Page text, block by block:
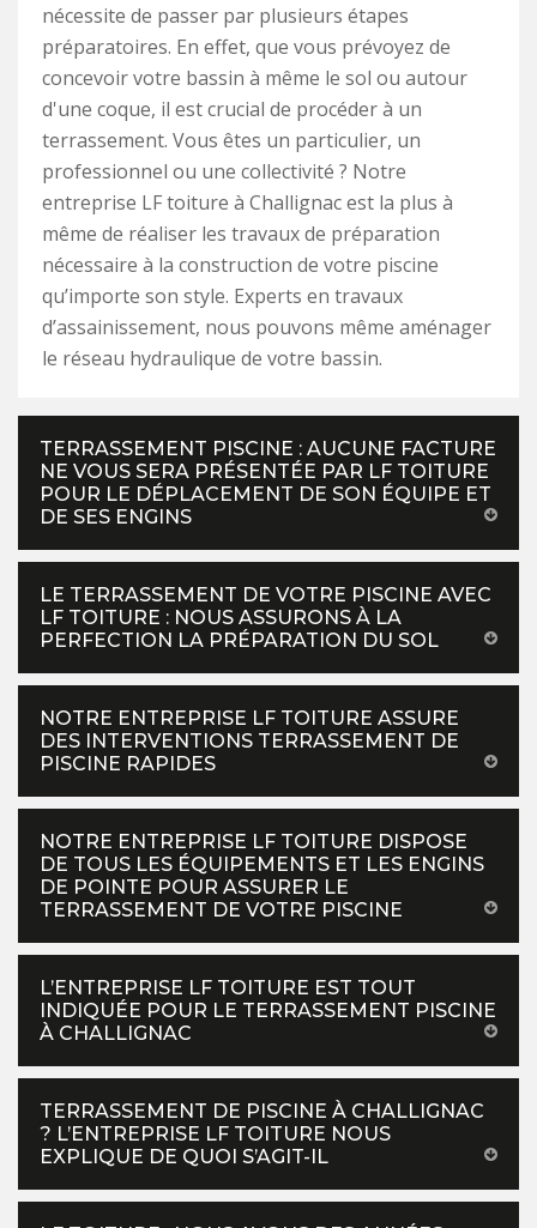
nécessite de passer par plusieurs étapes
préparatoires. En effet, que vous prévoyez de
concevoir votre bassin à même le sol ou autour
d'une coque, il est crucial de procéder à un
terrassement. Vous êtes un particulier, un
professionnel ou une collectivité ? Notre
entreprise LF toiture à Challignac est la plus à
même de réaliser les travaux de préparation
nécessaire à la construction de votre piscine
qu’importe son style. Experts en travaux
d’assainissement, nous pouvons même aménager
le réseau hydraulique de votre bassin.
TERRASSEMENT PISCINE : AUCUNE FACTURE
NE VOUS SERA PRÉSENTÉE PAR LF TOITURE
POUR LE DÉPLACEMENT DE SON ÉQUIPE ET
DE SES ENGINS
LE TERRASSEMENT DE VOTRE PISCINE AVEC
LF TOITURE : NOUS ASSURONS À LA
PERFECTION LA PRÉPARATION DU SOL
NOTRE ENTREPRISE LF TOITURE ASSURE
DES INTERVENTIONS TERRASSEMENT DE
PISCINE RAPIDES
NOTRE ENTREPRISE LF TOITURE DISPOSE
DE TOUS LES ÉQUIPEMENTS ET LES ENGINS
DE POINTE POUR ASSURER LE
TERRASSEMENT DE VOTRE PISCINE
L’ENTREPRISE LF TOITURE EST TOUT
INDIQUÉE POUR LE TERRASSEMENT PISCINE
À CHALLIGNAC
TERRASSEMENT DE PISCINE À CHALLIGNAC
? L’ENTREPRISE LF TOITURE NOUS
EXPLIQUE DE QUOI S’AGIT-IL